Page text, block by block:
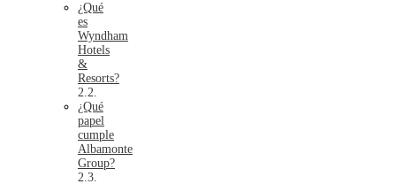
¿Qué
es
Wyndham
Hotels
&
Resorts?
¿Qué
papel
cumple
Albamonte
Group?